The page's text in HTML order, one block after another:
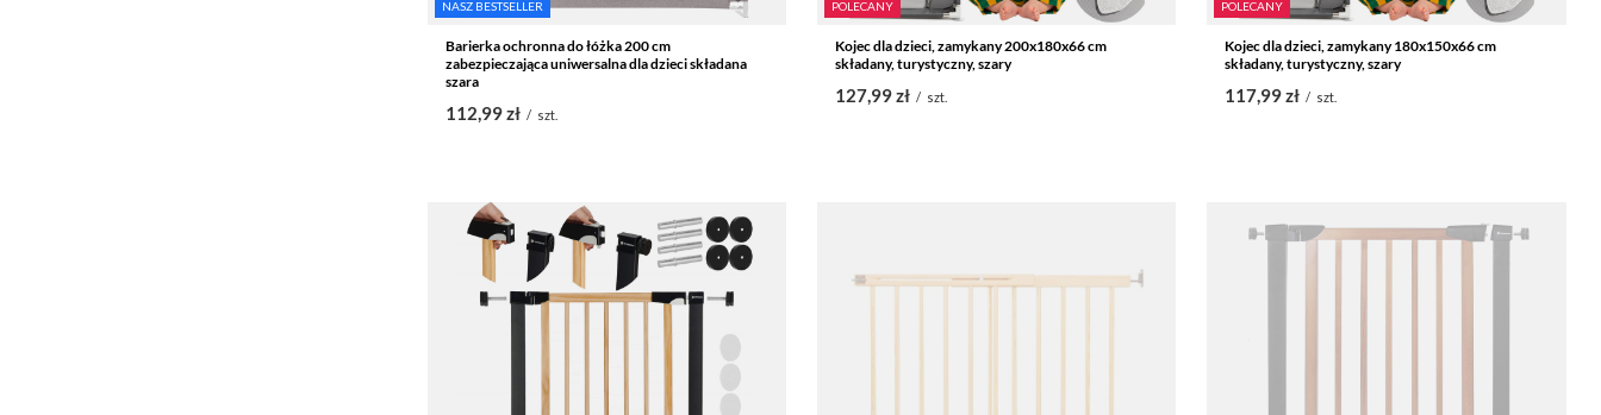
NASZ BESTSELLER
Barierka ochronna do łóżka 200 cm
zabezpieczająca uniwersalna dla dzieci składana
szara
112,99 zł / szt.
POLECANY
Kojec dla dzieci, zamykany 200x180x66 cm
składany, turystyczny, szary
127,99 zł / szt.
POLECANY
Kojec dla dzieci, zamykany 180x150x66 cm
składany, turystyczny, szary
117,99 zł / szt.